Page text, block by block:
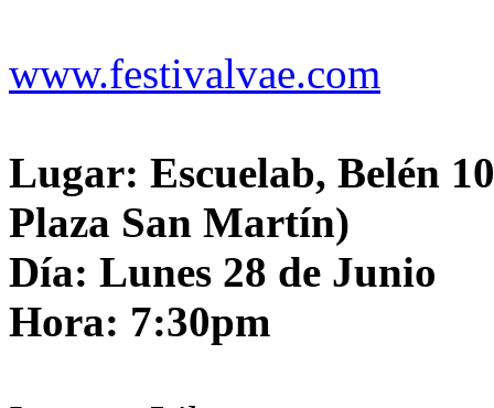
www.festivalvae.com
Lugar: Escuelab, Belén
Plaza San Martín)
Día: Lunes 28 de Junio
Hora: 7:30pm